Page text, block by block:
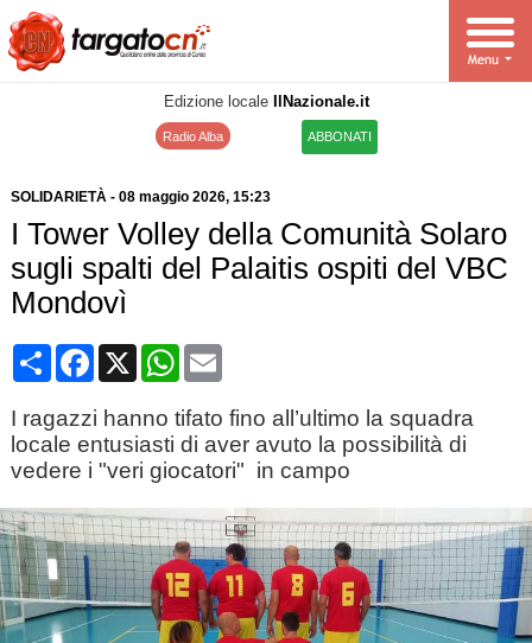
Edizione locale IlNazionale.it
Radio Alba ABBONATI
SOLIDARIETÀ- 08 maggio 2026, 15:23
I Tower Volley della Comunità Solaro
sugli spalti del Palaitis ospiti del VBC
Mondovì
CondividiFacebook
X WhatsApp
Email
I ragazzi hanno tifato fino all’ultimo la squadra
locale entusiasti di aver avuto la possibilità di
vedere i "veri giocatori" in campo